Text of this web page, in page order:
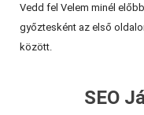
Vedd fel Velem minél
győztesként az első
között.
SEO